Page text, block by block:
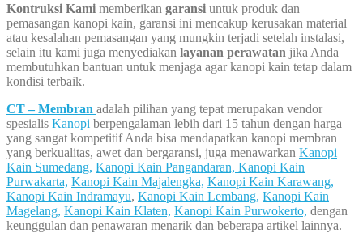
Kontruksi Kami memberikan garansi untuk produk dan
pemasangan kanopi kain, garansi ini mencakup kerusakan material
atau kesalahan pemasangan yang mungkin terjadi setelah instalasi,
selain itu kami juga menyediakan layanan perawatan jika Anda
membutuhkan bantuan untuk menjaga agar kanopi kain tetap dalam
kondisi terbaik.
CT – Membran adalah pilihan yang tepat merupakan vendor
spesialis Kanopi berpengalaman lebih dari 15 tahun dengan harga
yang sangat kompetitif Anda bisa mendapatkan kanopi membran
yang berkualitas, awet dan bergaransi, juga menawarkan Kanopi
Kain Sumedang, Kanopi Kain Pangandaran, Kanopi Kain
Purwakarta, Kanopi Kain Majalengka, Kanopi Kain Karawang,
Kanopi Kain Indramayu, Kanopi Kain Lembang, Kanopi Kain
Magelang, Kanopi Kain Klaten, Kanopi Kain Purwokerto, dengan
keunggulan dan penawaran menarik dan beberapa artikel lainnya.